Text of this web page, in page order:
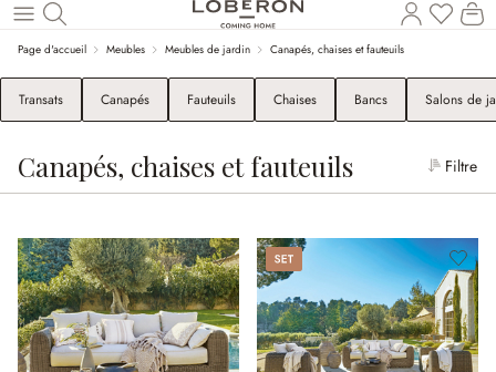
Revenir au contenu principal
Page d'accueil Meubles Meubles de jardin Canapés, chaises et fauteuils
Transats Canapés Fauteuils Chaises Bancs Salons de
Canapés, chaises et fauteuils Filtre
Set